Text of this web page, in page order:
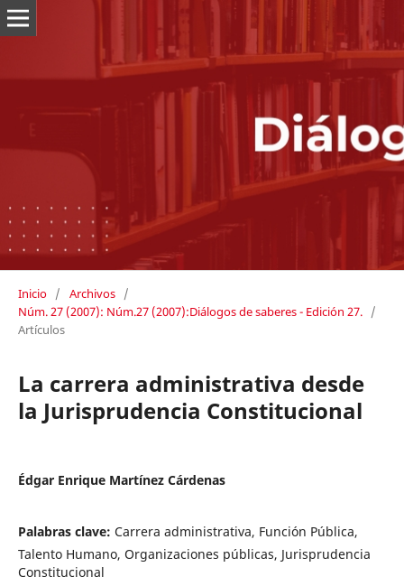
Inicio / Archivos /
Núm. 27 (2007): Núm.27 (2007):Diálogos de saberes - Edición 27. /
Artículos
La carrera administrativa desde
la Jurisprudencia Constitucional
Édgar Enrique Martínez Cárdenas
Palabras clave: Carrera administrativa, Función Pública,
Talento Humano, Organizaciones públicas, Jurisprudencia
Constitucional